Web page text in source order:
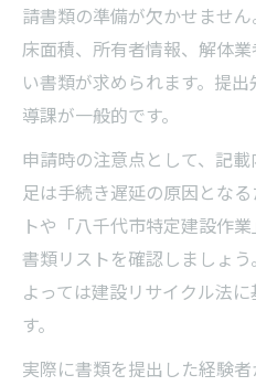
請書類の準備が欠かせませ
床面積、所有者情報、解体
い書類が求められます。提
導課が一般的です。
申請時の注意点として、記
足は手続き遅延の原因とな
トや「八千代市特定建設作
書類リストを確認しましょ
よっては建設リサイクル法
す。
実際に書類を提出した経験